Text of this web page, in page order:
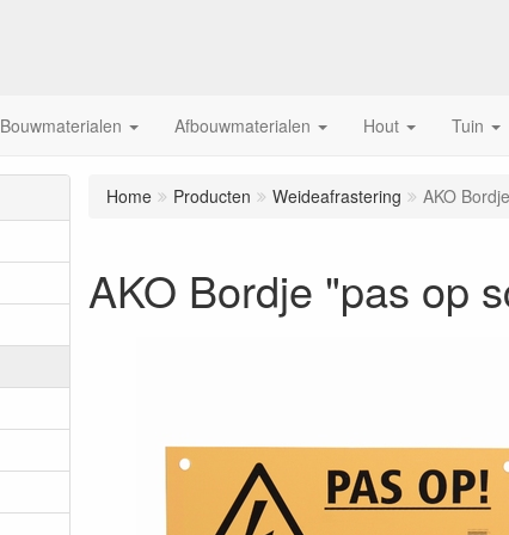
Bouwmaterialen Afbouwmaterialen Hout Tuin
Home Producten Weideafrastering AKO
AKO Bordje "pas op